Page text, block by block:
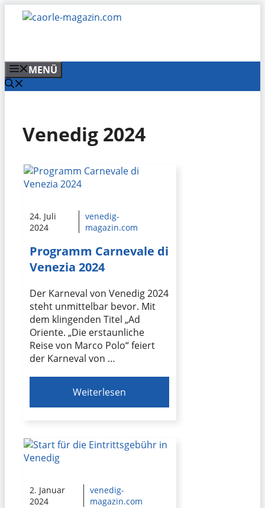
Zum
Inhalt
MENÜ
Venedig 2024
24. Juli
2024
venedig-
magazin.com
Programm Carnevale di
Venezia 2024
Der Karneval von Venedig 2024
steht unmittelbar bevor. Mit
dem klingenden Titel „Ad
Oriente. „Die erstaunliche
Reise von Marco Polo“ feiert
der Karneval von …
Weiterlesen
2. Januar
2024
venedig-
magazin.com